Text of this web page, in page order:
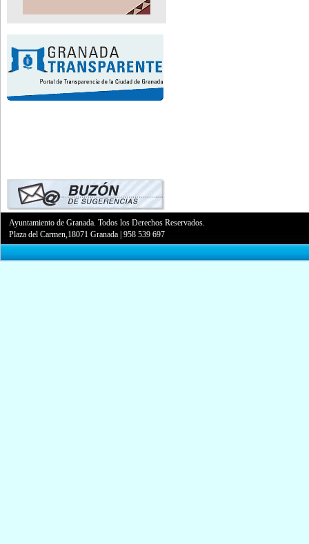
Ayuntamiento de Granada. Todos los Derechos Reservados.
Plaza del Carmen,18071 Granada |958 539 697